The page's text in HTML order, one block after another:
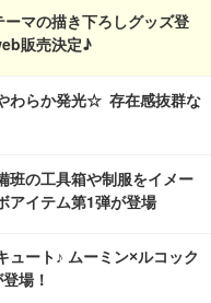
ーマの描き下ろしグッズ登
販売決定♪
わらか発光☆ 存在感抜群な
班の工具箱や制服をイメー
アイテム第1弾が登場
ュート♪ ムーミン×ルコック
場！